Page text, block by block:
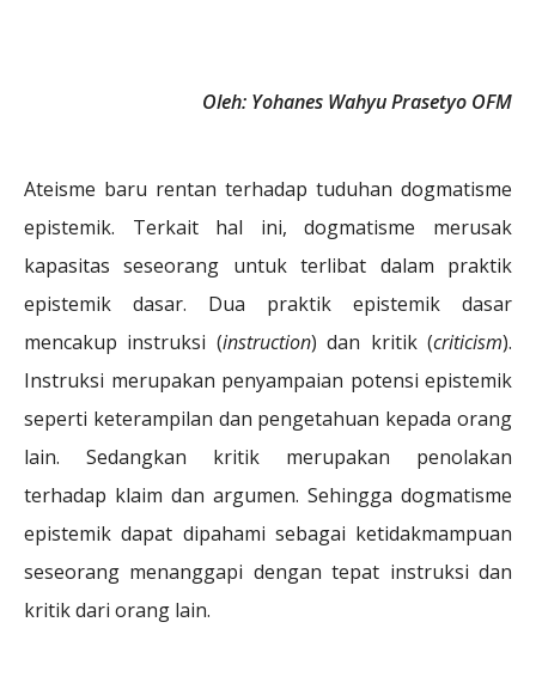
Oleh: Yohanes Wahyu Prasetyo OFM
Ateisme baru rentan terhadap tuduhan dogmatisme
epistemik. Terkait hal ini, dogmatisme merusak
kapasitas seseorang untuk terlibat dalam praktik
epistemik dasar. Dua praktik epistemik dasar
mencakup instruksi (instruction) dan kritik (criticism).
Instruksi merupakan penyampaian potensi epistemik
seperti keterampilan dan pengetahuan kepada orang
lain. Sedangkan kritik merupakan penolakan
terhadap klaim dan argumen. Sehingga dogmatisme
epistemik dapat dipahami sebagai ketidakmampuan
seseorang menanggapi dengan tepat instruksi dan
kritik dari orang lain.